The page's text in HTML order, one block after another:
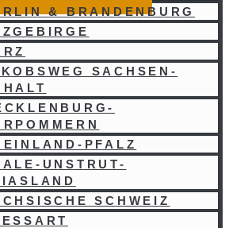
& BRANDENBURG
SACHSEN-
PFALZ
UNSTRUT-
SCHWEIZ